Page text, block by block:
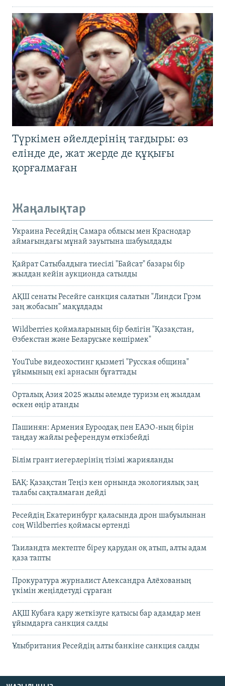
Түркімен әйелдерінің тағдыры: өз
елінде де, жат жерде де құқығы
қорғалмаған
Жаңалықтар
Украина Ресейдің Самара облысы мен Краснодар
аймағындағы мұнай зауытына шабуылдады
Қайрат Сатыбалдыға тиесілі "Байсат" базары бір
жылдан кейін аукционда сатылды
АҚШ сенаты Ресейге санкция салатын "Линдси Грэм
заң жобасын" мақұлдады
Wildberries қоймаларының бір бөлігін "Қазақстан,
Өзбекстан және Беларуське көшірмек"
YouTube видеохостинг қызметі "Русская община"
ұйымының екі арнасын бұғаттады
Орталық Азия 2025 жылы әлемде туризм ең жылдам
өскен өңір атанды
Пашинян: Армения Еуроодақ пен ЕАЭО-ның бірін
таңдау жайлы референдум өткізбейді
Білім грант иегерлерінің тізімі жарияланды
БАҚ: Қазақстан Теңіз кен орнында экологиялық заң
талабы сақталмаған дейді
Ресейдің Екатеринбург қаласында дрон шабуылынан
соң Wildberries қоймасы өртенді
Таиландта мектепте біреу қарудан оқ атып, алты адам
қаза тапты
Прокуратура журналист Александра Алёхованың
үкімін жеңілдетуді сұраған
АҚШ Кубаға қару жеткізуге қатысы бар адамдар мен
ұйымдарға санкция салды
Ұлыбритания Ресейдің алты банкіне санкция салды